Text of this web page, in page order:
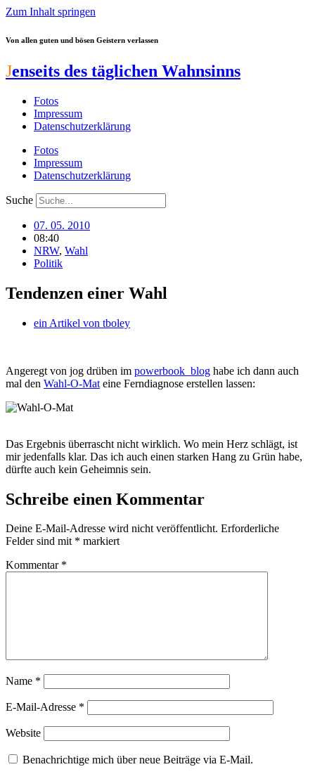
Zum Inhalt springen
Von allen guten und bösen Geistern verlassen
Jenseits des täglichen Wahnsinns
Fotos
Impressum
Datenschutzerklärung
Fotos
Impressum
Datenschutzerklärung
Suche
07. 05. 2010
08:40
NRW, Wahl
Politik
Tendenzen einer Wahl
ein Artikel von tboley
Angeregt von jog drüben im powerbook_blog habe ich dann auch
mal den Wahl-O-Mat eine Ferndiagnose erstellen lassen:
Das Ergebnis überrascht nicht wirklich. Wo mein Herz schlägt, ist
mir jedenfalls klar. Das ich auch einen starken Hang zu Grün habe,
dürfte auch kein Geheimnis sein.
Schreibe einen Kommentar
Deine E-Mail-Adresse wird nicht veröffentlicht. Erforderliche
Felder sind mit * markiert
Kommentar *
Name *
E-Mail-Adresse *
Website
Benachrichtige mich über neue Beiträge via E-Mail.